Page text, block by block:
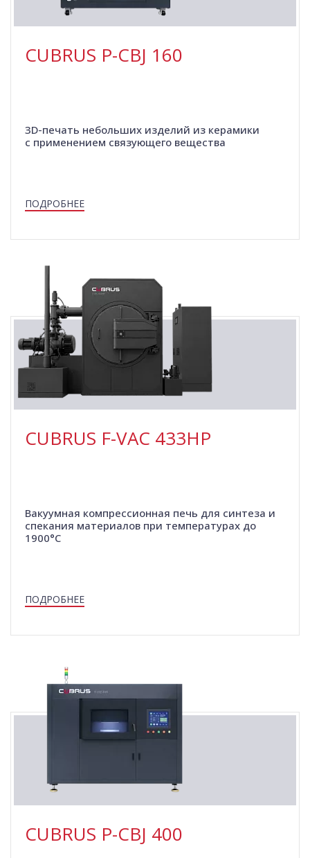
CUBRUS P-СBJ 160
3D-печать небольших изделий из керамики
с применением связующего вещества
ПОДРОБНЕЕ
CUBRUS F-VAC 433HP
Вакуумная компрессионная печь для синтеза и
спекания материалов при температурах до
1900°C
ПОДРОБНЕЕ
CUBRUS P-СBJ 400